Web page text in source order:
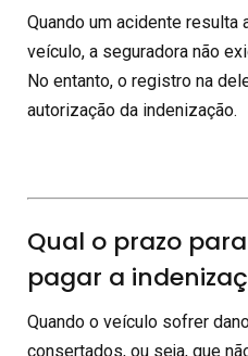
Quando um acidente resulta
veículo, a seguradora não
No entanto, o registro na
autorização da indenização.
Qual o prazo
pagar a
Quando o veículo sofrer
consertados, ou seja, que